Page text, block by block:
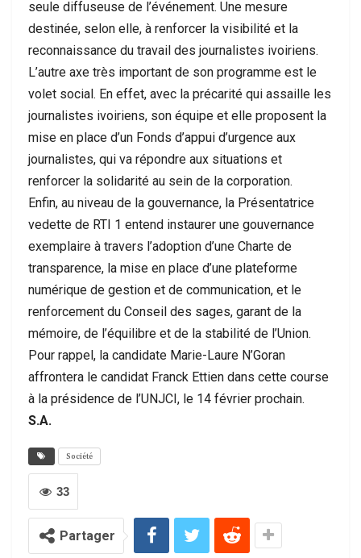
seule diffuseuse de l’événement. Une mesure
destinée, selon elle, à renforcer la visibilité et la
reconnaissance du travail des journalistes ivoiriens.
L’autre axe très important de son programme est le
volet social. En effet, avec la précarité qui assaille les
journalistes ivoiriens, son équipe et elle proposent la
mise en place d’un Fonds d’appui d’urgence aux
journalistes, qui va répondre aux situations et
renforcer la solidarité au sein de la corporation.
Enfin, au niveau de la gouvernance, la Présentatrice
vedette de RTI 1 entend instaurer une gouvernance
exemplaire à travers l’adoption d’une Charte de
transparence, la mise en place d’une plateforme
numérique de gestion et de communication, et le
renforcement du Conseil des sages, garant de la
mémoire, de l’équilibre et de la stabilité de l’Union.
Pour rappel, la candidate Marie-Laure N’Goran
affrontera le candidat Franck Ettien dans cette course
à la présidence de l’UNJCI, le 14 février prochain.
S.A.
Société
33
Partager